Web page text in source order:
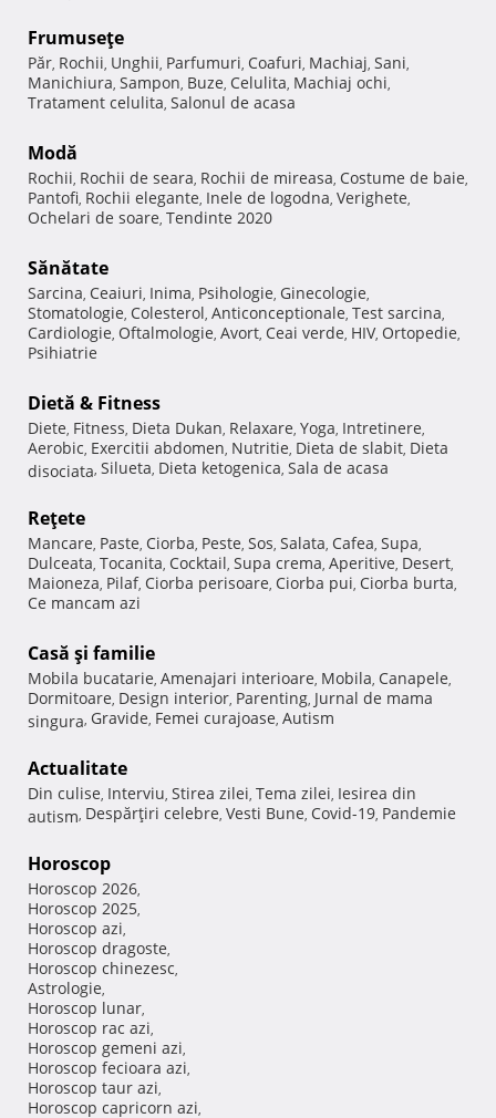
Frumuseţe
Păr, Rochii, Unghii, Parfumuri, Coafuri, Machiaj, Sani,
Manichiura, Sampon, Buze, Celulita, Machiaj ochi,
Tratament celulita, Salonul de acasa
Modă
Rochii, Rochii de seara, Rochii de mireasa, Costume de baie,
Pantofi, Rochii elegante, Inele de logodna, Verighete,
Ochelari de soare, Tendinte 2020
Sănătate
Sarcina, Ceaiuri, Inima, Psihologie, Ginecologie,
Stomatologie, Colesterol, Anticonceptionale, Test sarcina,
Cardiologie, Oftalmologie, Avort, Ceai verde, HIV, Ortopedie,
Psihiatrie
Dietă & Fitness
Diete, Fitness, Dieta Dukan, Relaxare, Yoga, Intretinere,
Aerobic, Exercitii abdomen, Nutritie, Dieta de slabit, Dieta
disociata, Silueta, Dieta ketogenica, Sala de acasa
Reţete
Mancare, Paste, Ciorba, Peste, Sos, Salata, Cafea, Supa,
Dulceata, Tocanita, Cocktail, Supa crema, Aperitive, Desert,
Maioneza, Pilaf, Ciorba perisoare, Ciorba pui, Ciorba burta,
Ce mancam azi
Casă şi familie
Mobila bucatarie, Amenajari interioare, Mobila, Canapele,
Dormitoare, Design interior, Parenting, Jurnal de mama
singura, Gravide, Femei curajoase, Autism
Actualitate
Din culise, Interviu, Stirea zilei, Tema zilei, Iesirea din
autism, Despărţiri celebre, Vesti Bune, Covid-19, Pandemie
Horoscop
Horoscop 2026,
Horoscop 2025,
Horoscop azi,
Horoscop dragoste,
Horoscop chinezesc,
Astrologie,
Horoscop lunar,
Horoscop rac azi,
Horoscop gemeni azi,
Horoscop fecioara azi,
Horoscop taur azi,
Horoscop capricorn azi,